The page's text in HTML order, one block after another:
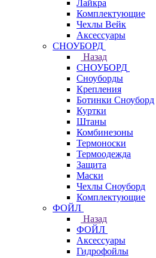
Лайкра
Комплектующие
Чехлы Вейк
Аксессуары
СНОУБОРД
Назад
СНОУБОРД
Сноуборды
Крепления
Ботинки Сноуборд
Куртки
Штаны
Комбинезоны
Термоноски
Термоодежда
Защита
Маски
Чехлы Сноуборд
Комплектующие
ФОЙЛ
Назад
ФОЙЛ
Аксессуары
Гидрофойлы